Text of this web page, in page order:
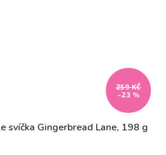
259 KČ
–23 %
svíčka Gingerbread Lane, 198 g